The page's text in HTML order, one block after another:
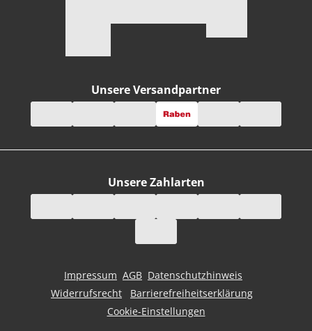
Unsere Zahlarten
Unsere Versandpartner
Impressum AGB Datenschutzhinweis
Widerrufsrecht
Barrierefreiheitserklärung
Cookie-Einstellungen